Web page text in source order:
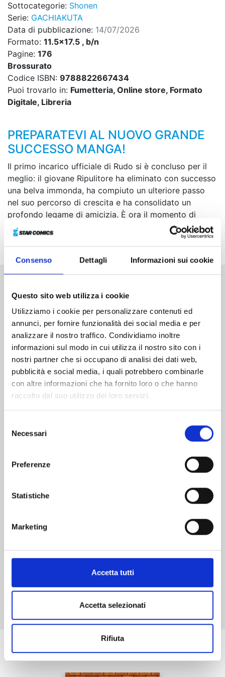
Consenso Dettagli Informazioni sui cookie
Questo sito web utilizza i cookie
Utilizziamo i cookie per personalizzare contenuti ed
annunci, per fornire funzionalità dei social media e per
analizzare il nostro traffico. Condividiamo inoltre
informazioni sul modo in cui utilizza il nostro sito con i
nostri partner che si occupano di analisi dei dati web,
pubblicità e social media, i quali potrebbero combinarle
con altre informazioni che ha fornito loro o che hanno
raccolto dal suo utilizzo dei loro servizi.
delNecessari
Preferenze
Statistiche
Marketing
Accetta tutti
Accetta selezionati
Rifiuta
Sottocategorie: Shonen
Serie: GACHIAKUTA
Data di pubblicazione: 14/07/2026
Formato: 11.5x17.5 , b/n
Pagine: 176
Brossurato
Codice ISBN: 9788822667434
Puoi trovarlo in: Fumetteria, Online store, Formato
Digitale, Libreria
PREPARATEVI AL NUOVO GRANDE
SUCCESSO MANGA!
Il primo incarico ufficiale di Rudo si è concluso per il
meglio: il giovane Ripulitore ha eliminato con successo
una belva immonda, ha compiuto un ulteriore passo
nel suo percorso di crescita e ha consolidato un
profondo legame di amicizia. È ora il momento di
rimettersi in cerca del creatore dei choker... Tutti al
Doll Festival!
Altri volumi della serie
Mostra tutto
Se ti è piaciuto prova anche: